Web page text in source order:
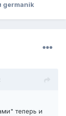
germanik
теперь и